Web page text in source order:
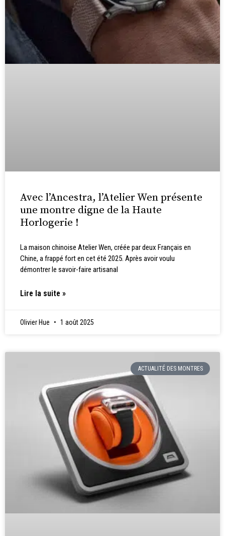
Avec l’Ancestra, l’Atelier Wen présente
une montre digne de la Haute
Horlogerie !
La maison chinoise Atelier Wen, créée par deux Français en
Chine, a frappé fort en cet été 2025. Après avoir voulu
démontrer le savoir-faire artisanal
Lire la suite »
Olivier Hue 1 août 2025
ACTUALITÉ DES MONTRES